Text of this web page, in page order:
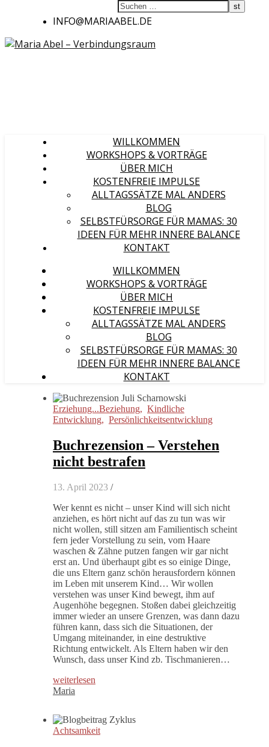
INFO@MARIAABEL.DE
WILLKOMMEN
WORKSHOPS & VORTRÄGE
ÜBER MICH
KOSTENFREIE IMPULSE
ALLTAGSSÄTZE MAL ANDERS
BLOG
SELBSTFÜRSORGE FÜR MAMAS: 30
IDEEN FÜR MEHR INNERE BALANCE
KONTAKT
WILLKOMMEN
WORKSHOPS & VORTRÄGE
ÜBER MICH
KOSTENFREIE IMPULSE
ALLTAGSSÄTZE MAL ANDERS
BLOG
SELBSTFÜRSORGE FÜR MAMAS: 30
IDEEN FÜR MEHR INNERE BALANCE
KONTAKT
Erziehung...Beziehung, Kindliche
Entwicklung, Persönlichkeitsentwicklung
Buchrezension – Verstehen
nicht bestrafen
13. April 2023 /
Wer kennt es nicht – unser Kind will sich nicht
anziehen, es hört nicht auf das zu tun was wir
nicht wollen, still sitzen am Familientisch scheint
fern jeder Vorstellung zu sein, vom Haare
waschen & Zähne putzen fangen wir gar nicht
erst an. Und überhaupt gibt es so einige Dinge,
die uns Eltern ganz schön herausfordern können
im Leben mit unserem Kind… Wir wollen
verstehen was unser Kind bewegt, ihm auf
Augenhöhe begegnen. Stoßen dabei gleichzeitig
immer wieder an unsere Grenzen, was dann dazu
führen kann, dass sich die Situationen, der
Umgang miteinander, in eine destruktive
Richtung entwickelt. Als Eltern haben wir den
Wunsch, dass unser Kind zb. Tischmanieren…
weiterlesen
Maria
Achtsamkeit